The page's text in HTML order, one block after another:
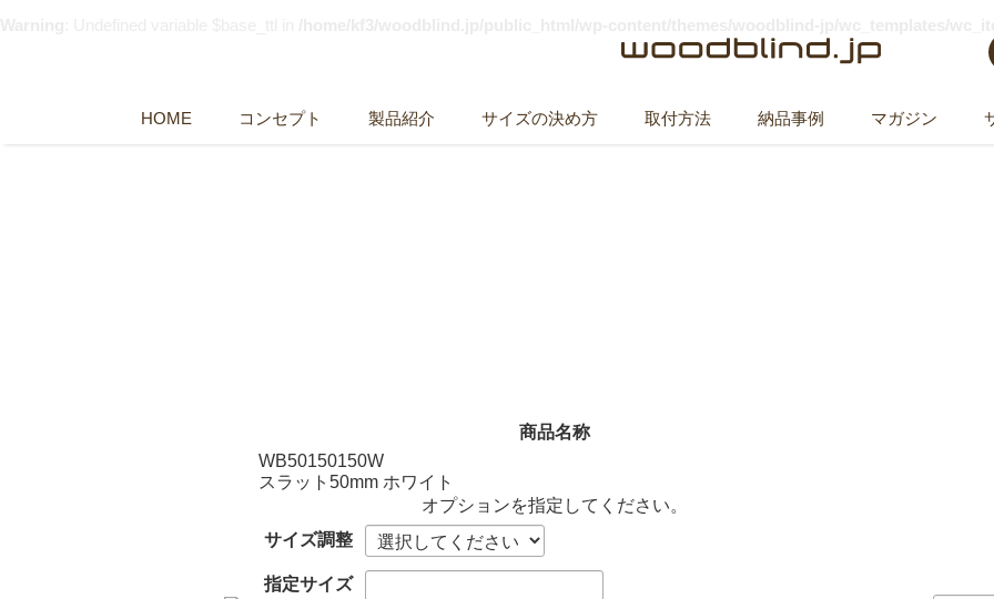
HOME コンセプト 製品紹介 サイズの決め方 取付方法 納品事例 マガジン
商品名称
WB50150150W
スラット50mm ホワイト
オプションを指定してください。
サイズ調整
指定サイズ